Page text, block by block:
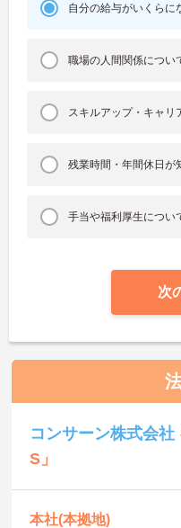
自分の給与がいくらに
職場の人間関係につい
スキルアップ・キャリ
残業時間・年間休日が
手当や福利厚生につい
次
コンサーン株式会社
S」
本社(本拠地)